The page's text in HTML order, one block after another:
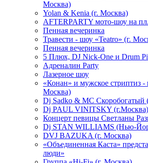
Москва)
Yolan & Kenia (г. Москва)
AFTERPARTY мото-шоу на
Пенная вечеринка
Травести - шоу «Teatro» (г.
Пенная вечеринка
5 Плюх, DJ Nick-One и Drum
Адреналин Party
Лазерное шоу
«Конан» и мужское стриптиз -
Москва)
Dj Sadko & МС Скоробогатый
Dj PAUL VINITSKY (г.Москва)
Концерт певицы Светланы
Dj STAN WILLIAMS (Нью-
DVJ BAZUKA (г. Москва)
«Объединенная Каста»
люди»